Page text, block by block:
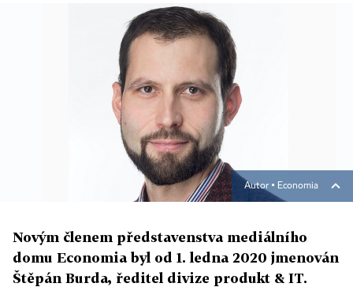
Autor ▪ Economia
Novým členem představenstva mediálního
domu Economia byl od 1. ledna 2020 jmenován
Štěpán Burda, ředitel divize produkt & IT.